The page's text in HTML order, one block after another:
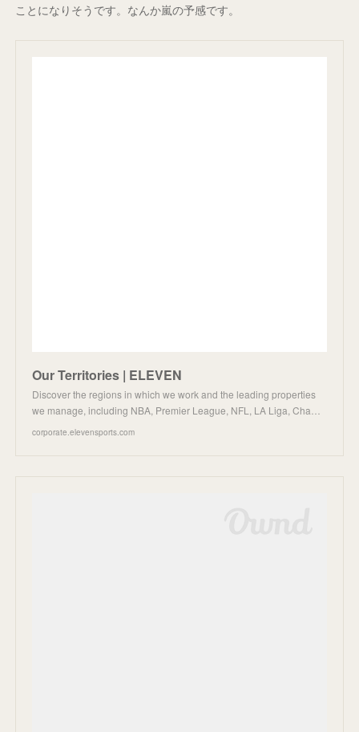
ことになりそうです。なんか嵐の予感です。
Our Territories | ELEVEN
Discover the regions in which we work and the leading properties
we manage, including NBA, Premier League, NFL, LA Liga, Cha…
corporate.elevensports.com